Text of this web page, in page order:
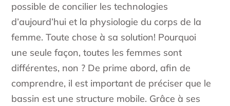
possible de concilier les technologies
d’aujourd’hui et la physiologie du corps de la
femme. Toute chose à sa solution! Pourquoi
une seule façon, toutes les femmes sont
différentes, non ? De prime abord, afin de
comprendre, il est important de préciser que le
bassin est une structure mobile. Grâce à ses